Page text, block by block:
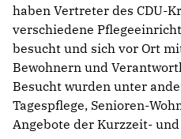
haben Vertreter des CDU-
verschiedene
besucht und sich vor Ort
Bewohnern und
Besucht wurden unter
Tagespflege, Senioren-
Angebote der Kurzzeit-